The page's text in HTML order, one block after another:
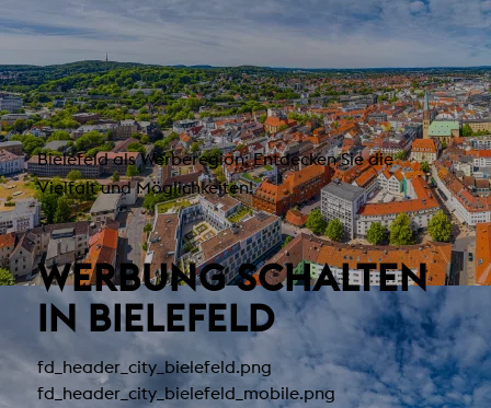
Bielefeld als Werberegion: Entdecken Sie die
Vielfalt und Möglichkeiten!
WERBUNG SCHALTEN
IN BIELEFELD
fd_header_city_bielefeld.png
fd_header_city_bielefeld_mobile.png